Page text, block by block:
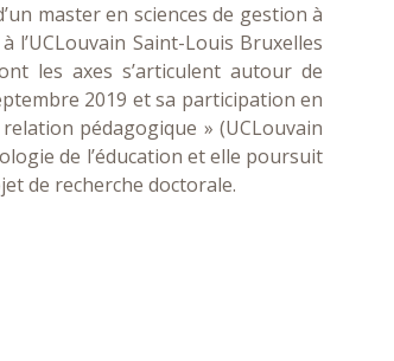
master en sciences de gestion à
l’UCLouvain Saint-Louis Bruxelles
les axes s’articulent autour de
2019 et sa participation en
pédagogique » (UCLouvain
de l’éducation et elle poursuit
de recherche doctorale.